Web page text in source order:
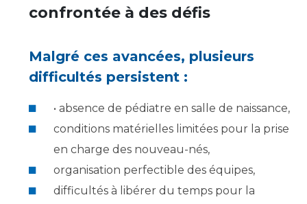
confrontée à des défis
Malgré ces avancées, plusieurs
difficultés persistent :
• absence de pédiatre en salle de naissance,
conditions matérielles limitées pour la prise
en charge des nouveau-nés,
organisation perfectible des équipes,
difficultés à libérer du temps pour la